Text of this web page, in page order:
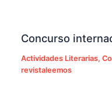
Concurso
Actividades Literarias,
revistaleemos